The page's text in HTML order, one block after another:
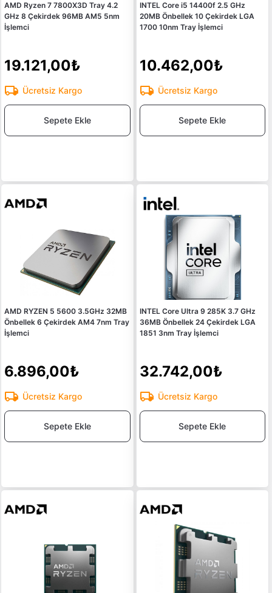
AMD Ryzen 7 7800X3D Tray 4.2
GHz 8 Çekirdek 96MB AM5 5nm
İşlemci
19.121,00₺
Ücretsiz Kargo
Sepete Ekle
INTEL Core i5 14400f 2.5 GHz
20MB Önbellek 10 Çekirdek LGA
1700 10nm Tray İşlemci
10.462,00₺
Ücretsiz Kargo
Sepete Ekle
AMD RYZEN 5 5600 3.5GHz 32MB
Önbellek 6 Çekirdek AM4 7nm Tray
İşlemci
6.896,00₺
Ücretsiz Kargo
Sepete Ekle
INTEL Core Ultra 9 285K 3.7 GHz
36MB Önbellek 24 Çekirdek LGA
1851 3nm Tray İşlemci
32.742,00₺
Ücretsiz Kargo
Sepete Ekle